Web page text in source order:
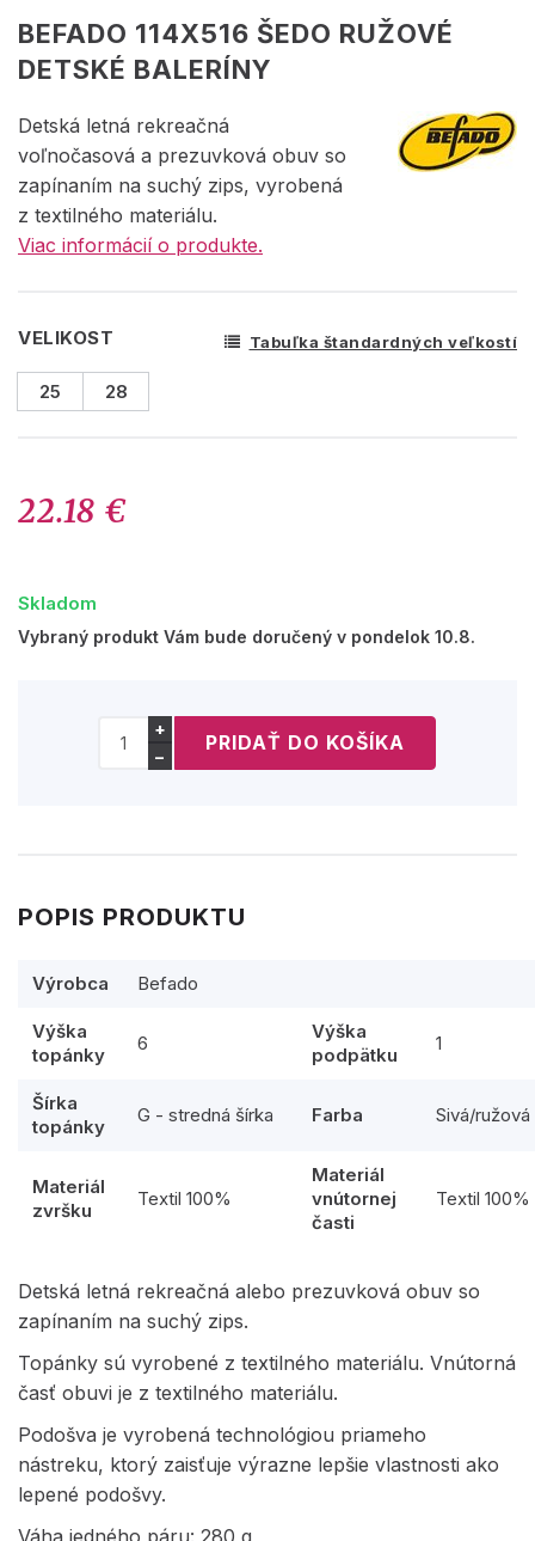
BEFADO 114X516 ŠEDO RUŽOVÉ
DETSKÉ BALERÍNY
Detská letná rekreačná
voľnočasová a prezuvková obuv so
zapínaním na suchý zips, vyrobená
z textilného materiálu.
Viac informácií o produkte.
VELIKOST Tabuľka štandardných veľkostí
25 28
22.18 €
Skladom
Vybraný produkt Vám bude doručený v pondelok 10.8.
+
−
POPIS PRODUKTU
Výrobca Befado
Výška
topánky
6
Výška
podpätku
1
Šírka
topánky
G - stredná šírka Farba Sivá/ružová
Materiál
zvršku
Textil 100%
Materiál
vnútornej
časti
Textil 100%
Detská letná rekreačná alebo prezuvková obuv so
zapínaním na suchý zips.
Topánky sú vyrobené z textilného materiálu. Vnútorná
časť obuvi je z textilného materiálu.
Podošva je vyrobená technológiou priameho
nástreku, ktorý zaisťuje výrazne lepšie vlastnosti ako
lepené podošvy.
Váha jedného páru: 280 g